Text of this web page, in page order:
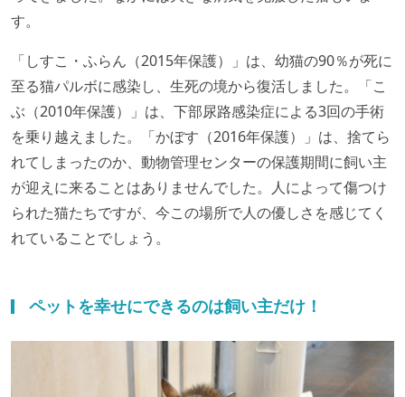
す。
「しすこ・ふらん（2015年保護）」は、幼猫の90％が死に
至る猫パルボに感染し、生死の境から復活しました。「こ
ぶ（2010年保護）」は、下部尿路感染症による3回の手術
を乗り越えました。「かぼす（2016年保護）」は、捨てら
れてしまったのか、動物管理センターの保護期間に飼い主
が迎えに来ることはありませんでした。人によって傷つけ
られた猫たちですが、今この場所で人の優しさを感じてく
れていることでしょう。
ペットを幸せにできるのは飼い主だけ！